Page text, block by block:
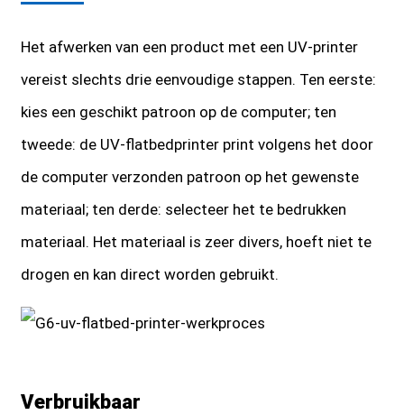
Het afwerken van een product met een UV-printer
vereist slechts drie eenvoudige stappen. Ten eerste:
kies een geschikt patroon op de computer; ten
tweede: de UV-flatbedprinter print volgens het door
de computer verzonden patroon op het gewenste
materiaal; ten derde: selecteer het te bedrukken
materiaal. Het materiaal is zeer divers, hoeft niet te
drogen en kan direct worden gebruikt.
Verbruikbaar